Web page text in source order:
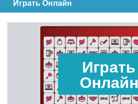
Играть Онлайн
Играть
Онлайн